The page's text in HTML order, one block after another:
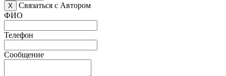
X
Связаться с Автором
ФИО
Телефон
Сообщение